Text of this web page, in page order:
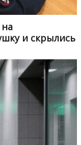
и скрылись